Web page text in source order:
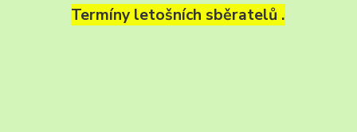
Termíny letošních sběratelů .